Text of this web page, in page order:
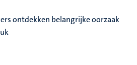
ontdekken belangrijke oorzaak